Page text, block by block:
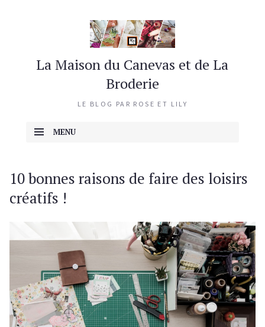
La Maison du Canevas et de La
Broderie
LE BLOG PAR ROSE ET LILY
MENU
10 bonnes raisons de faire des loisirs
créatifs !